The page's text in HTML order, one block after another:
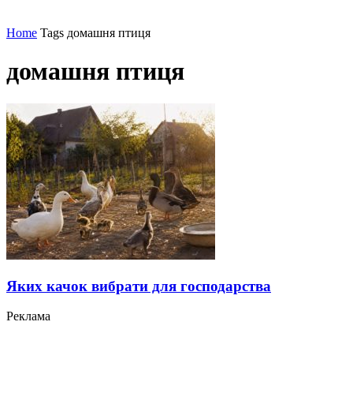
Home Tags домашня птиця
домашня птиця
Яких качок вибрати для господарства
Реклама